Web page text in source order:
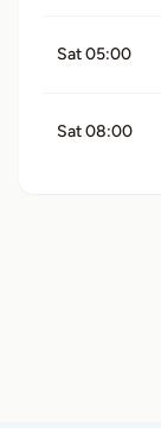
Sat 05:00
Sat 08:00